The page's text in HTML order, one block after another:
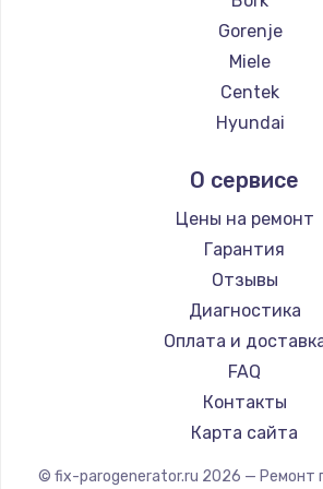
Замена температурного
2500 руб.
Замена
Заказать
Техобслуживание
900 руб.
Заказать
Установка / подключение /
1300 руб.
Заказать
Gorenje
Miele
Centek
Hyundai
DELTA
Silter
Chayka
Beko
Vivitek
RED solution
О сервисе
Цены на ремонт
Гарантия
Отзывы
Диагностика
Оплата и
FAQ
Контакты
Карта сайта
© fix-parogenerator.ru 2026 — Ремонт